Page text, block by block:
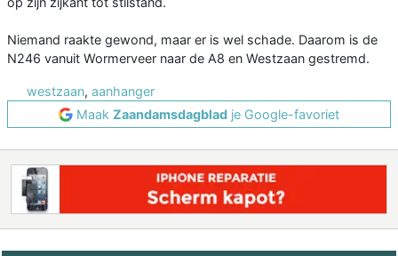
Niemand raakte gewond, maar er is wel schade. Daarom is de
N246 vanuit Wormerveer naar de A8 en Westzaan gestremd.
westzaan, aanhanger
Maak Zaandamsdagblad je Google-favoriet